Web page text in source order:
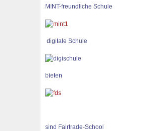
MINT-freundliche Schule
digitale Schule
bieten
sind Fairtrade-School